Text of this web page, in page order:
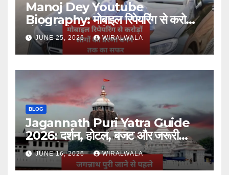
Manoj Dey Youtube
Biography: मोबाइल रिपेयरिंग से करोड़ों
लोगों की प्रेरणा बनने तक का सफर
JUNE 25, 2026 WIRALWALA
BLOG
Jagannath Puri Yatra Guide
2026: दर्शन, होटल, बजट और जरूरी
जानकारी
JUNE 16, 2026 WIRALWALA